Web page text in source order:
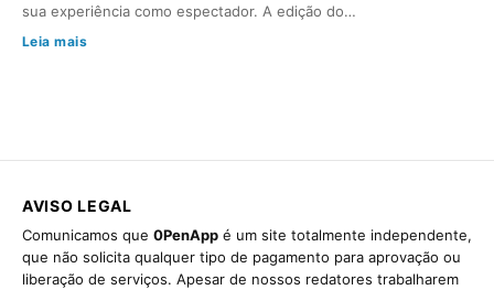
sua experiência como espectador. A edição do…
Leia mais
AVISO LEGAL
Comunicamos que 0PenApp é um site totalmente independente,
que não solicita qualquer tipo de pagamento para aprovação ou
liberação de serviços. Apesar de nossos redatores trabalharem